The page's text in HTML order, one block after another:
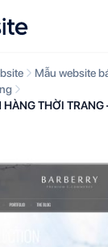
Mẫu website
THỜI TRANG